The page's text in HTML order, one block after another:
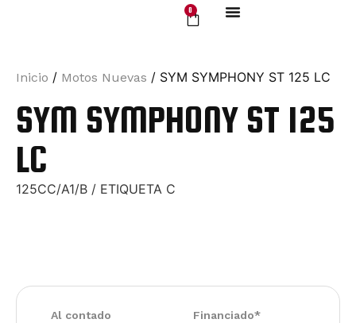
0
Inicio / Motos Nuevas / SYM SYMPHONY ST 125 LC
SYM SYMPHONY ST 125
LC
125CC/A1/B / ETIQUETA C
Al contado Financiado*